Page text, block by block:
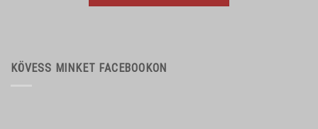
KÖVESS MINKET FACEBOOKON